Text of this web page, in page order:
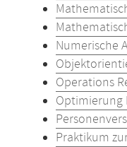
Numerische
Operations
Optimierung
Praktikum